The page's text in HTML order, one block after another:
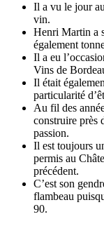
Il a vu le jour
vin.
Henri Martin a
également
Il a eu
Vins de
Il était
particularité
Au fil des
construire près
passion.
Il est toujours
permis au
précédent.
C’est son
flambeau
90.